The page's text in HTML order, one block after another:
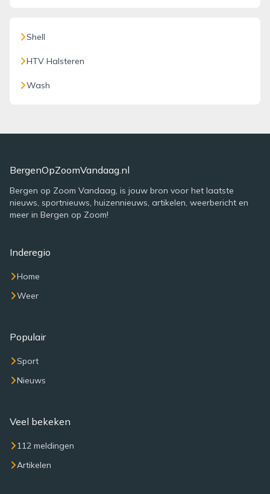
Shell
HTV Halsteren
Wash
BergenOpZoomVandaag.nl
Bergen op Zoom Vandaag, is jouw bron voor het laatste
nieuws, sportnieuws, huizennieuws, artikelen, weerbericht en
meer in Bergen op Zoom!
Inderegio
Home
Weer
Populair
Sport
Nieuws
Veel bekeken
112 meldingen
Artikelen